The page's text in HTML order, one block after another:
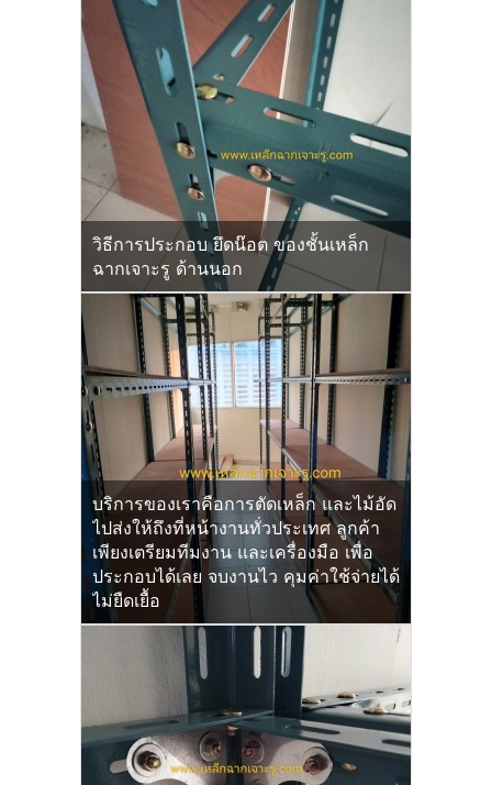
วิธีการประกอบ ยึดน๊อต ของชั้นเหล็ก
ฉากเจาะรู ด้านนอก
บริการของเราคือการตัดเหล็ก และไม้อัด
ไปส่งให้ถึงที่หน้างานทั่วประเทศ ลูกค้า
เพียงเตรียมทีมงาน และเครื่องมือ เพื่อ
ประกอบได้เลย จบงานไว คุมค่าใช้จ่ายได้
ไม่ยืดเยื้อ